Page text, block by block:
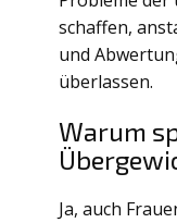
schaffen,
und
überlassen.
Warum
Ja, auch